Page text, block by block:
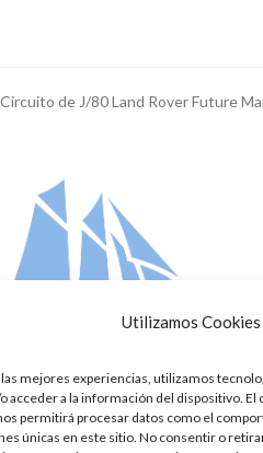
Utilizamos Cookies
mejores experiencias, utilizamos
acceder a la información del dispositivo.
permitirá procesar datos como el
únicas en este sitio. No consentir o
de J/80 Land Rover Future